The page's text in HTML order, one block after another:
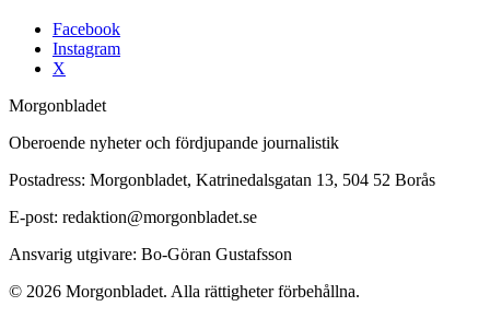
Facebook
Instagram
X
Morgonbladet
Oberoende nyheter och fördjupande journalistik
Postadress: Morgonbladet, Katrinedalsgatan 13, 504 52 Borås
E-post: redaktion@morgonbladet.se
Ansvarig utgivare: Bo-Göran Gustafsson
© 2026 Morgonbladet. Alla rättigheter förbehållna.